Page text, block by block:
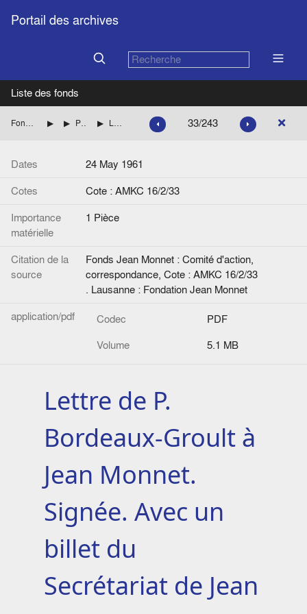
Portail des archives
Liste des fonds
Fonds Jean Monnet : Comité d'action, correspondance FRANCE : DIVERS
Personnalités dont les noms commencent par BOR à BU Lettre de P. Bordeaux-Groult à Jean Monnet. Signée. Avec un billet du Secrétariat de Jean Monnet. 33/243
Dates
24 May 1961
Cotes
Cote : AMKC 16/2/33
Importance
matérielle
1 Pièce
Citation de la
source
Fonds Jean Monnet : Comité d'action,
correspondance, Cote : AMKC 16/2/33
. Lausanne : Fondation Jean Monnet
application/pdf
Codec
PDF
Volume
5.1 MB
Lettre de P.
Bordeaux-Groult à
Jean Monnet.
Signée. Avec un
billet du
Secrétariat de Jean